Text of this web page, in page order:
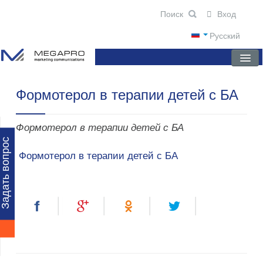
вопрос
Русский
Вход
ГЛАВНАЯ
О КОМПАНИИ
ПРЕПАРАТЫ
Формотерол в терапии детей с БА
Формотерол в терапии детей с БА
Формотерол в терапии детей с БА